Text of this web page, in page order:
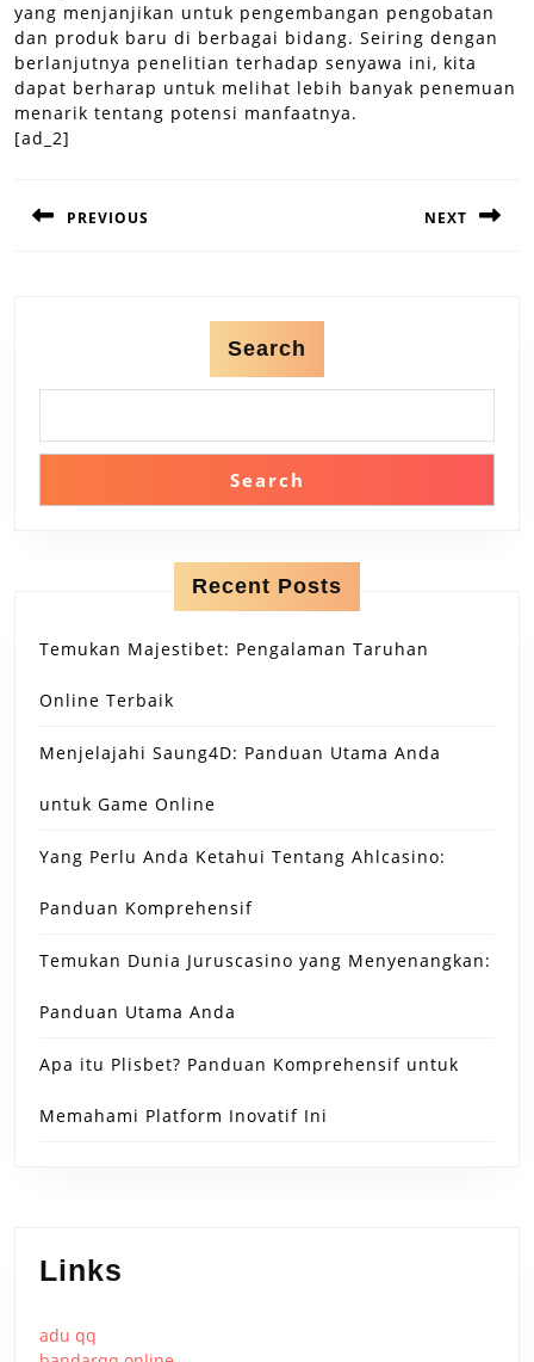
yang menjanjikan untuk pengembangan pengobatan
dan produk baru di berbagai bidang. Seiring dengan
berlanjutnya penelitian terhadap senyawa ini, kita
dapat berharap untuk melihat lebih banyak penemuan
menarik tentang potensi manfaatnya.
[ad_2]
navigation
PREVIOUS NEXT
Search
Search
Recent Posts
Temukan Majestibet: Pengalaman Taruhan
Online Terbaik
Menjelajahi Saung4D: Panduan Utama Anda
untuk Game Online
Yang Perlu Anda Ketahui Tentang Ahlcasino:
Panduan Komprehensif
Temukan Dunia Juruscasino yang Menyenangkan:
Panduan Utama Anda
Apa itu Plisbet? Panduan Komprehensif untuk
Memahami Platform Inovatif Ini
Links
adu qq